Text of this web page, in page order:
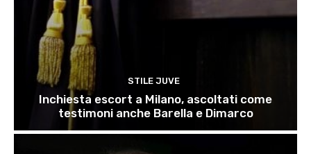
STILE JUVE
Inchiesta escort a Milano, ascoltati come
testimoni anche Barella e Dimarco